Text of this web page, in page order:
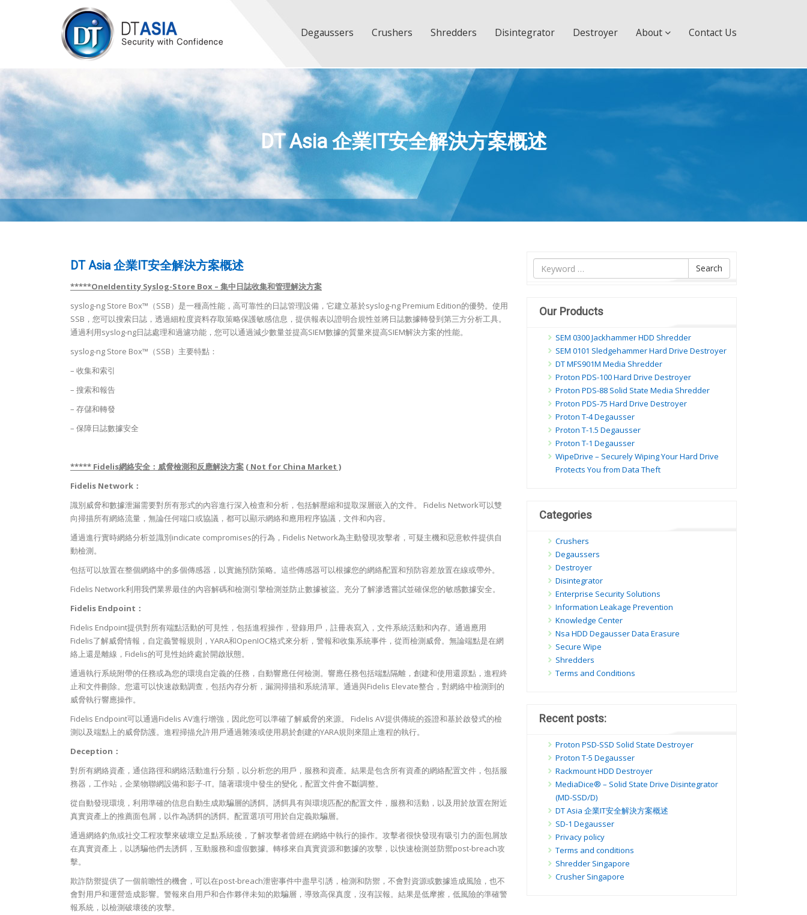
Degaussers Crushers Shredders Disintegrator Destroyer About Contact Us
DT Asia 企業IT安全解決方案概述
DT Asia 企業IT安全解決方案概述
*****OneIdentity Syslog-Store Box – 集中日誌收集和管理解決方案
syslog-ng Store Box™（SSB）是一種高性能，高可靠性的日誌管理設備，它建立基於syslog-ng Premium Edition的優勢。使用
SSB，您可以搜索日誌，透過細粒度資料存取策略保護敏感信息，提供報表以證明合規性並將日誌數據轉發到第三方分析工具。
通過利用syslog-ng日誌處理和過濾功能，您可以通過減少數量並提高SIEM數據的質量來提高SIEM解決方案的性能。
syslog-ng Store Box™（SSB）主要特點：
– 收集和索引
– 搜索和報告
– 存儲和轉發
– 保障日誌數據安全
***** Fidelis網絡安全：威脅檢測和反應解決方案 ( Not for China Market )
Fidelis Network：
識別威脅和數據泄漏需要對所有形式的內容進行深入檢查和分析，包括解壓縮和提取深層嵌入的文件。 Fidelis Network可以雙
向掃描所有網絡流量，無論任何端口或協議，都可以顯示網絡和應用程序協議，文件和內容。
通過進行實時網絡分析並識別indicate compromises的行為，Fidelis Network為主動發現攻擊者，可疑主機和惡意軟件提供自
動檢測。
包括可以放置在整個網絡中的多個傳感器，以實施預防策略。這些傳感器可以根據您的網絡配置和預防容差放置在線或帶外。
Fidelis Network利用我們業界最佳的內容解碼和檢測引擎檢測並防止數據被盜。充分了解滲透嘗試並確保您的敏感數據安全。
Fidelis Endpoint：
Fidelis Endpoint提供對所有端點活動的可見性，包括進程操作，登錄用戶，註冊表寫入，文件系統活動和內存。通過應用
Fidelis了解威脅情報，自定義警報規則，YARA和OpenIOC格式來分析，警報和收集系統事件，從而檢測威脅。無論端點是在網
絡上還是離線，Fidelis的可見性始終處於開啟狀態。
通過執行系統附帶的任務或為您的環境自定義的任務，自動響應任何檢測。響應任務包括端點隔離，創建和使用還原點，進程終
止和文件刪除。您還可以快速啟動調查，包括內存分析，漏洞掃描和系統清單。通過與Fidelis Elevate整合，對網絡中檢測到的
威脅執行響應操作。
Fidelis Endpoint可以通過Fidelis AV進行增強，因此您可以準確了解威脅的來源。 Fidelis AV提供傳統的簽證和基於啟發式的檢
測以及端點上的威脅防護。進程掃描允許用戶通過雜湊或使用易於創建的YARA規則來阻止進程的執行。
Deception：
對所有網絡資產，通信路徑和網絡活動進行分類，以分析您的用戶，服務和資產。結果是包含所有資產的網絡配置文件，包括服
務器，工作站，企業物聯網設備和影子-IT。隨著環境中發生的變化，配置文件會不斷調整。
從自動發現環境，利用準確的信息自動生成欺騙層的誘餌。誘餌具有與環境匹配的配置文件，服務和活動，以及用於放置在附近
真實資產上的推薦面包屑，以作為誘餌的誘餌。配置選項可用於自定義欺騙層。
通過網絡釣魚或社交工程攻擊來破壞立足點系統後，了解攻擊者曾經在網絡中執行的操作。攻擊者很快發現有吸引力的面包屑放
在真實資產上，以誘騙他們去誘餌，互動服務和虛假數據。轉移來自真實資源和數據的攻擊，以快速檢測並防禦post-breach攻
擊。
欺詐防禦提供了一個前瞻性的機會，可以在post-breach泄密事件中盡早引誘，檢測和防禦，不會對資源或數據造成風險，也不
會對用戶和運營造成影響。警報來自用戶和合作夥伴未知的欺騙層，導致高保真度，沒有誤報。結果是低摩擦，低風險的準確警
報系統，以檢測破壞後的攻擊。
Tìm
nội
Search
Our Products
SEM 0300 Jackhammer HDD Shredder
SEM 0101 Sledgehammer Hard Drive Destroyer
DT MFS901M Media Shredder
Proton PDS-100 Hard Drive Destroyer
Proton PDS-88 Solid State Media Shredder
Proton PDS-75 Hard Drive Destroyer
Proton T-4 Degausser
Proton T-1.5 Degausser
Proton T-1 Degausser
WipeDrive – Securely Wiping Your Hard Drive
Protects You from Data Theft
Categories
Crushers
Degaussers
Destroyer
Disintegrator
Enterprise Security Solutions
Information Leakage Prevention
Knowledge Center
Nsa HDD Degausser Data Erasure
Secure Wipe
Shredders
Terms and Conditions
Recent posts:
Proton PSD-SSD Solid State Destroyer
Proton T-5 Degausser
Rackmount HDD Destroyer
MediaDice® – Solid State Drive Disintegrator
(MD-SSD/D)
DT Asia 企業IT安全解決方案概述
SD-1 Degausser
Privacy policy
Terms and conditions
Shredder Singapore
Crusher Singapore